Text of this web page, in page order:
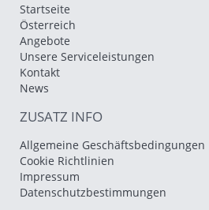
Startseite
Österreich
Angebote
Unsere Serviceleistungen
Kontakt
News
ZUSATZ INFO
Allgemeine Geschäftsbedingungen
Cookie Richtlinien
Impressum
Datenschutzbestimmungen